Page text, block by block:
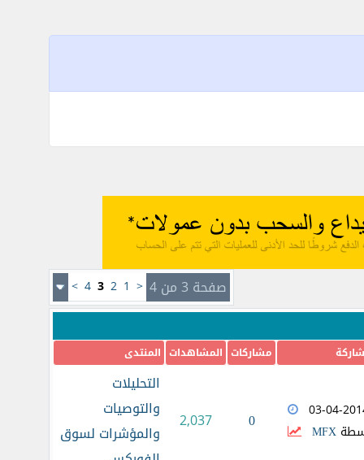
صفحة 3 من 4 <
1
2
3
4
>
مشاركات المشاهدات المنتدى
03-04-
MFX
0
2,037
التحليلات
والتوصيات
والمؤشرات لسوق